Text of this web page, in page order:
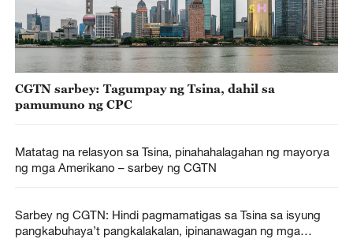
CGTN sarbey: Tagumpay ng Tsina, dahil sa
pamumuno ng CPC
Matatag na relasyon sa Tsina, pinahahalagahan ng mayorya
ng mga Amerikano – sarbey ng CGTN
Sarbey ng CGTN: Hindi pagmamatigas sa Tsina sa isyung
pangkabuhaya’t pangkalakalan, ipinanawagan ng mga